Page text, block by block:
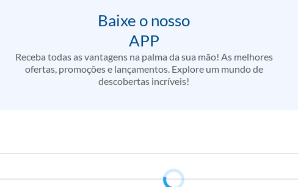
Baixe o nosso
APP
Receba todas as vantagens na palma da sua mão! As melhores
ofertas, promoções e lançamentos. Explore um mundo de
descobertas incríveis!